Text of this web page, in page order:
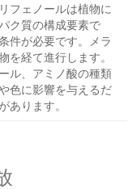
フェノールは植物に
ク質の構成要素で
件が必要です。メラ
を経て進行します。
ル、アミノ酸の種類
色に影響を与えるだ
あります。